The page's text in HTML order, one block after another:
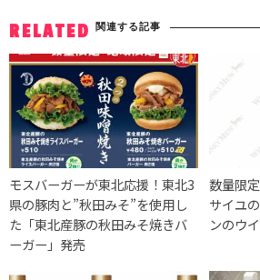
RELATED 関連する記事
モスバーガーが東北応援！東北3
県の豚肉と”秋田みそ”を使用し
た「東北産豚の秋田みそ焼きバ
ーガー」発売
数量限
サイユ
ンのウ